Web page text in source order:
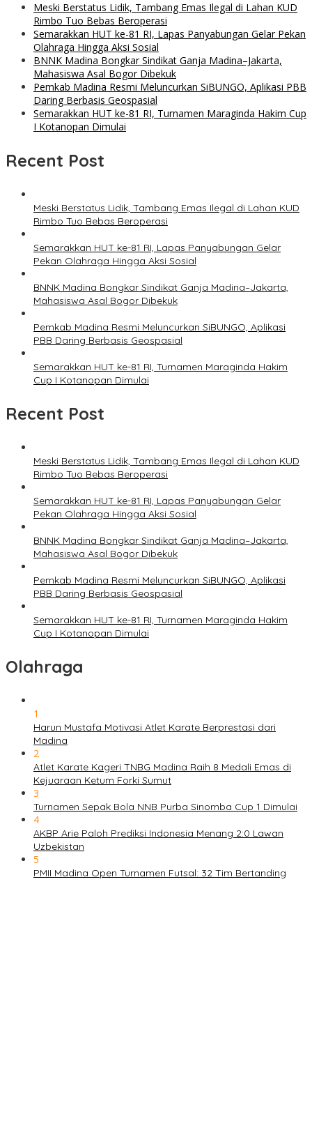
Meski Berstatus Lidik, Tambang Emas Ilegal di Lahan KUD
Rimbo Tuo Bebas Beroperasi
Semarakkan HUT ke-81 RI, Lapas Panyabungan Gelar Pekan
Olahraga Hingga Aksi Sosial
BNNK Madina Bongkar Sindikat Ganja Madina–Jakarta,
Mahasiswa Asal Bogor Dibekuk
Pemkab Madina Resmi Meluncurkan SiBUNGO, Aplikasi PBB
Daring Berbasis Geospasial
Semarakkan HUT ke-81 RI, Turnamen Maraginda Hakim Cup
I Kotanopan Dimulai
Recent Post
Meski Berstatus Lidik, Tambang Emas Ilegal di Lahan KUD
Rimbo Tuo Bebas Beroperasi
Semarakkan HUT ke-81 RI, Lapas Panyabungan Gelar
Pekan Olahraga Hingga Aksi Sosial
BNNK Madina Bongkar Sindikat Ganja Madina–Jakarta,
Mahasiswa Asal Bogor Dibekuk
Pemkab Madina Resmi Meluncurkan SiBUNGO, Aplikasi
PBB Daring Berbasis Geospasial
Semarakkan HUT ke-81 RI, Turnamen Maraginda Hakim
Cup I Kotanopan Dimulai
Recent Post
Meski Berstatus Lidik, Tambang Emas Ilegal di Lahan KUD
Rimbo Tuo Bebas Beroperasi
Semarakkan HUT ke-81 RI, Lapas Panyabungan Gelar
Pekan Olahraga Hingga Aksi Sosial
BNNK Madina Bongkar Sindikat Ganja Madina–Jakarta,
Mahasiswa Asal Bogor Dibekuk
Pemkab Madina Resmi Meluncurkan SiBUNGO, Aplikasi
PBB Daring Berbasis Geospasial
Semarakkan HUT ke-81 RI, Turnamen Maraginda Hakim
Cup I Kotanopan Dimulai
Olahraga
1
Harun Mustafa Motivasi Atlet Karate Berprestasi dari
Madina
2
Atlet Karate Kageri TNBG Madina Raih 8 Medali Emas di
Kejuaraan Ketum Forki Sumut
3
Turnamen Sepak Bola NNB Purba Sinomba Cup 1 Dimulai
4
AKBP Arie Paloh Prediksi Indonesia Menang 2:0 Lawan
Uzbekistan
5
PMII Madina Open Turnamen Futsal: 32 Tim Bertanding